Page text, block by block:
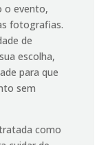
o evento,
fotografias.
de
escolha,
para que
sem
como